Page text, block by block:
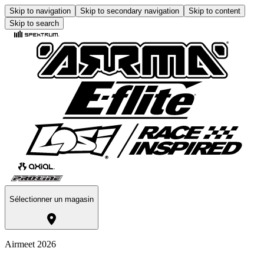
Skip to navigation Skip to secondary navigation
Skip to content
Skip to search
Sélectionner un magasin
Airmeet 2026